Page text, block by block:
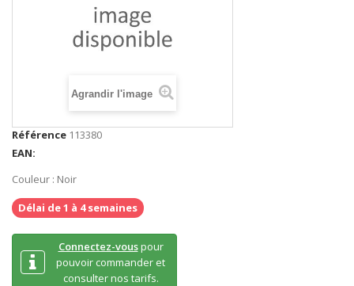
Agrandir l'image
Référence 113380
EAN:
Couleur : Noir
Délai de 1 à 4 semaines
Connectez-vouspour
pouvoir commander et
consulter nos tarifs.